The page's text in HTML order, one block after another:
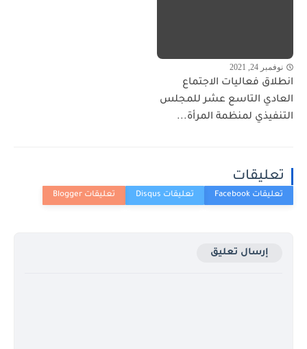
نوفمبر 24, 2021
انطلاق فعاليات الاجتماع
العادي التاسع عشر للمجلس
التنفيذي لمنظمة المرأة...
تعليقات
إرسال تعليق